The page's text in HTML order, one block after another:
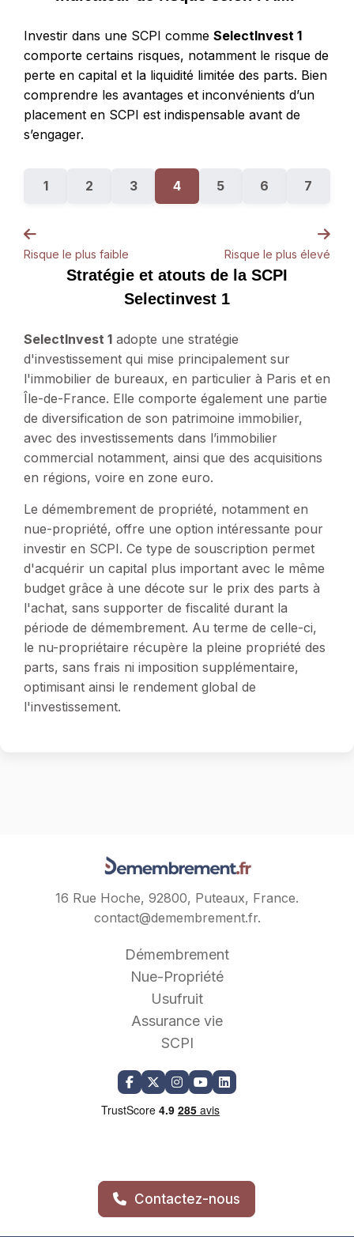
Investir dans une SCPI comme SelectInvest 1
comporte certains risques, notamment le risque de
perte en capital et la liquidité limitée des parts. Bien
comprendre les avantages et inconvénients d’un
placement en SCPI est indispensable avant de
s’engager.
1 2 3 4 5 6 7
Risque le plus faible Risque le plus élevé
Stratégie et atouts de la SCPI
Selectinvest 1
SelectInvest 1 adopte une stratégie
d'investissement qui mise principalement sur
l'immobilier de bureaux, en particulier à Paris et en
Île-de-France. Elle comporte également une partie
de diversification de son patrimoine immobilier,
avec des investissements dans l’immobilier
commercial notamment, ainsi que des acquisitions
en régions, voire en zone euro.
Le démembrement de propriété, notamment en
nue-propriété, offre une option intéressante pour
investir en SCPI. Ce type de souscription permet
d'acquérir un capital plus important avec le même
budget grâce à une décote sur le prix des parts à
l'achat, sans supporter de fiscalité durant la
période de démembrement. Au terme de celle-ci,
le nu-propriétaire récupère la pleine propriété des
parts, sans frais ni imposition supplémentaire,
optimisant ainsi le rendement global de
l'investissement.
16 Rue Hoche, 92800, Puteaux, France.
contact@demembrement.fr.
Démembrement
Nue-Propriété
Usufruit
Assurance vie
SCPI
Contactez-nous